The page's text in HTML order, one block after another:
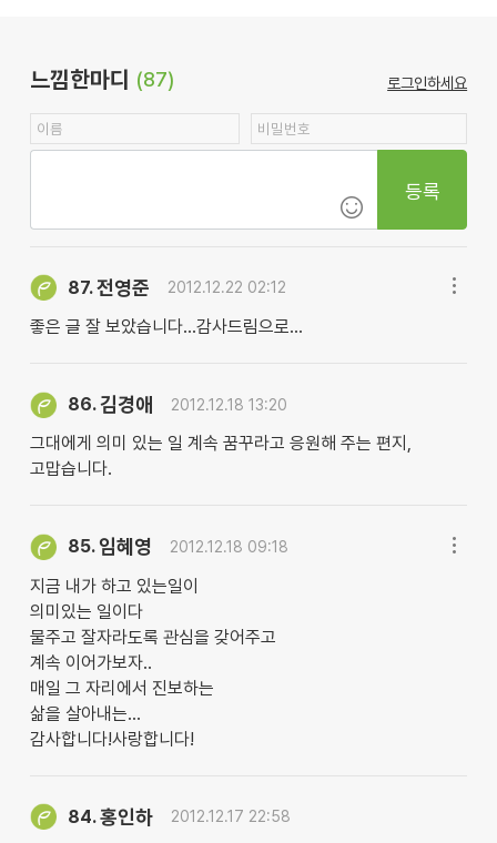
느낌한마디 (87) 로그인하세요
등록
87.전영준 2012.12.22 02:12
좋은 글 잘 보았습니다...감사드림으로...
86.김경애 2012.12.18 13:20
그대에게 의미 있는 일 계속 꿈꾸라고 응원해 주는 편지,
고맙습니다.
85. 임혜영 2012.12.18 09:18
지금 내가 하고 있는일이
의미있는 일이다
물주고 잘자라도록 관심을 갖어주고
계속 이어가보자..
매일 그 자리에서 진보하는
삶을 살아내는...
감사합니다!사랑합니다!
84.홍인하 2012.12.17 22:58